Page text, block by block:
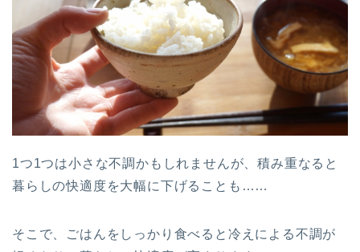
1つ1つは小さな不調かもしれませんが、積み重なると
暮らしの快適度を大幅に下げることも……
そこで、ごはんをしっかり食べると冷えによる不調が